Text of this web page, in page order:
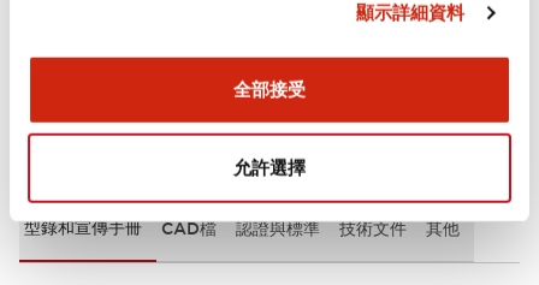
顯示詳細資料
全部接受
允許選擇
文件和檔案
型錄和宣傳手冊 CAD檔 認證與標準 技術文件 其他